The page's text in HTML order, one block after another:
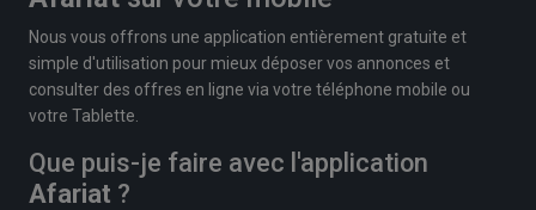
Nous vous offrons une application entièrement gratuite et
simple d'utilisation pour mieux déposer vos annonces et
consulter des offres en ligne via votre téléphone mobile ou
votre Tablette.
Que puis-je faire avec l'application
Afariat ?